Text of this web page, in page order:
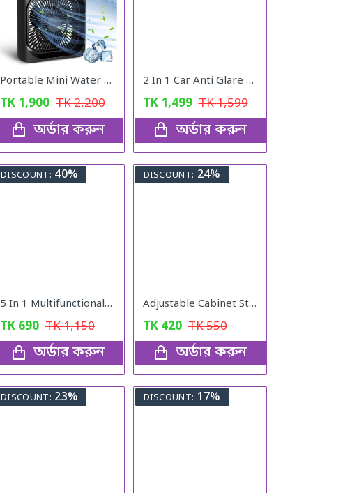
Portable Mini Water Air Cooler Table Fan
TK 1,900 TK2,200
অর্ডার করুন
2 In 1 Car Anti Glare Day And Night Sun visor Mirrors
TK 1,499 TK1,599
অর্ডার করুন
DISCOUNT: 40%
5 In 1 Multifunctional Vegetable Cutter
TK 690 TK1,150
অর্ডার করুন
DISCOUNT: 24%
Adjustable Cabinet Storage Divider (6pcs)
TK 420 TK550
অর্ডার করুন
DISCOUNT: 23% DISCOUNT: 17%